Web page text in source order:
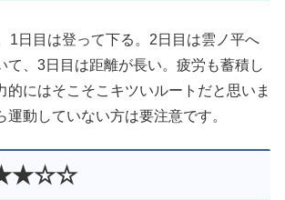
1日目は登って下る。2日目は雲ノ平へ
て、3日目は距離が長い。疲労も蓄積し
的にはそこそこキツいルートだと思いま
運動していない方は要注意です。